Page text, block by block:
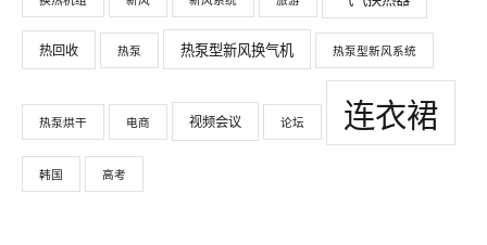
热回收 热泵 热泵型新风换气机 热泵型新风系统
热泵烘干 电商 视频会议 论坛 连衣裙
韩国 高考